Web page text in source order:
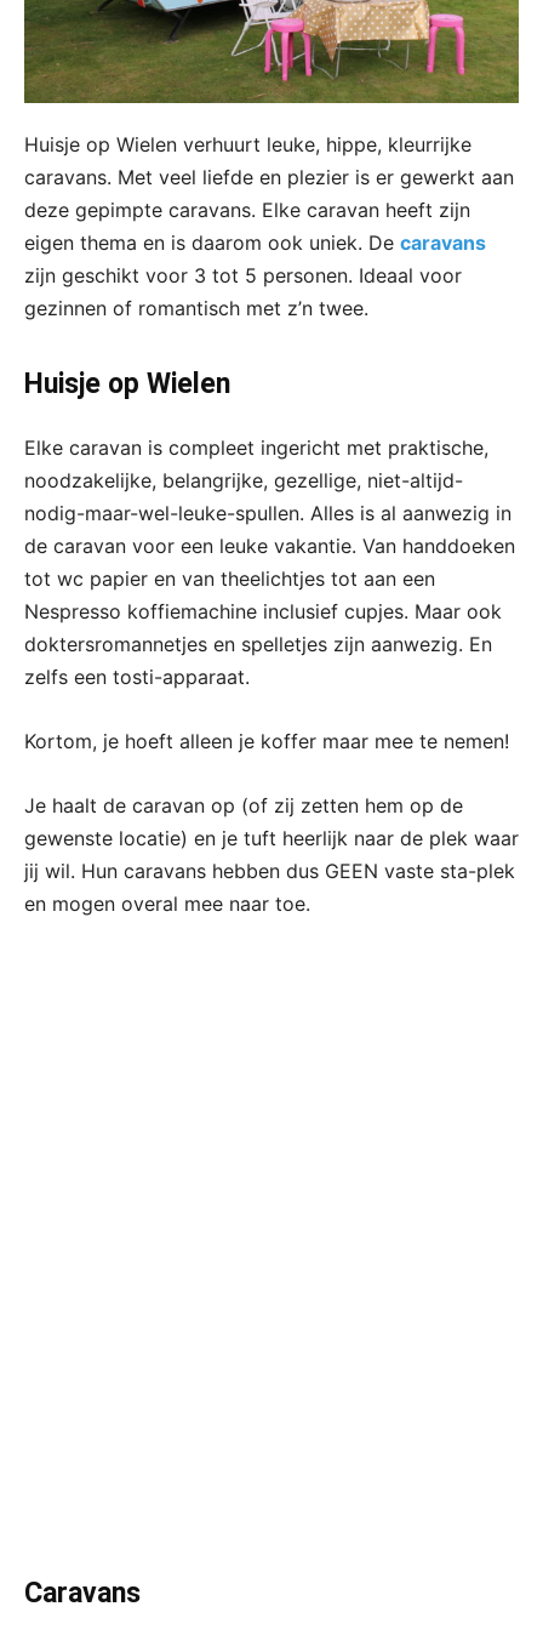
Huisje op Wielen verhuurt leuke, hippe, kleurrijke
caravans. Met veel liefde en plezier is er gewerkt aan
deze gepimpte caravans. Elke caravan heeft zijn
eigen thema en is daarom ook uniek. De caravans
zijn geschikt voor 3 tot 5 personen. Ideaal voor
gezinnen of romantisch met z’n twee.
Huisje op Wielen
Elke caravan is compleet ingericht met praktische,
noodzakelijke, belangrijke, gezellige, niet-altijd-
nodig-maar-wel-leuke-spullen. Alles is al aanwezig in
de caravan voor een leuke vakantie. Van handdoeken
tot wc papier en van theelichtjes tot aan een
Nespresso koffiemachine inclusief cupjes. Maar ook
doktersromannetjes en spelletjes zijn aanwezig. En
zelfs een tosti-apparaat.
Kortom, je hoeft alleen je koffer maar mee te nemen!
Je haalt de caravan op (of zij zetten hem op de
gewenste locatie) en je tuft heerlijk naar de plek waar
jij wil. Hun caravans hebben dus GEEN vaste sta-plek
en mogen overal mee naar toe.
Caravans